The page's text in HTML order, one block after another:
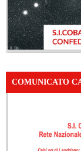
COMUNICATO